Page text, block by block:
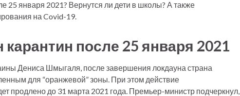
25 января 2021? Вернутся ли дети в школы? А также
на Covid-19.
после 25 января 2021
Дениса Шмыгаля, после завершения локдауна страна
для “оранжевой” зоны. При этом действие
продлено до 31 марта 2021 года. Премьер-министр подчеркнул,